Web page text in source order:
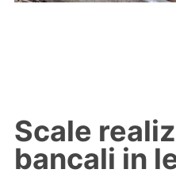
Scale
bancali in